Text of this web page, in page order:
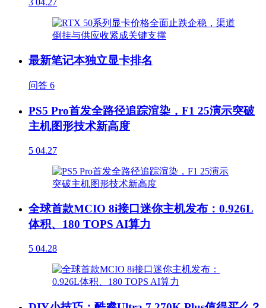
最新笔记本独立显卡排名
问答 6
PS5 Pro首发全路径追踪渲染，F1 25演示突破
主机图形技术新高度
5 04.27
全球首款MCIO 8i接口迷你主机发布：0.926L
体积、180 TOPS AI算力
5 04.28